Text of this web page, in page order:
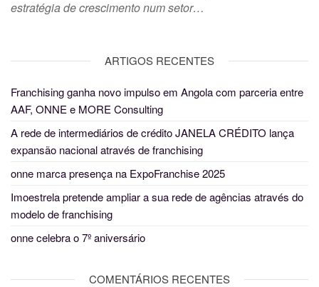
estratégia de crescimento num setor…
ARTIGOS RECENTES
Franchising ganha novo impulso em Angola com parceria entre
AAF, ONNE e MORE Consulting
A rede de intermediários de crédito JANELA CRÉDITO lança
expansão nacional através de franchising
onne marca presença na ExpoFranchise 2025
Imoestrela pretende ampliar a sua rede de agências através do
modelo de franchising
onne celebra o 7º aniversário
COMENTÁRIOS RECENTES